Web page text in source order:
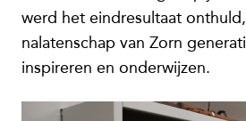
werd het eindresultaat
nalatenschap van Zorn
inspireren en onderwijzen.